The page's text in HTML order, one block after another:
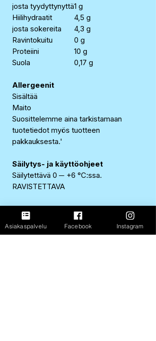
josta tyydyttynyttä1 g
Hiilihydraatit
4,5 g
josta sokereita
4,3 g
Ravintokuitu
0 g
Proteiini
10 g
Suola
0,17 g
Allergeenit
Sisältää
Maito
Suosittelemme aina tarkistamaan
tuotetiedot myös tuotteen
pakkauksesta.'
Säilytys- ja käyttöohjeet
Säilytettävä 0 ─ +6 °C:ssa.
RAVISTETTAVA
Alkuperämaa/valmistusmaa
Suomi
Asiakaspalvelu Facebook Instagram